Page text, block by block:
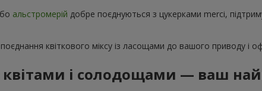
альстромерій добре поєднуються з цукерками merci,
квіткового міксу із ласощами до вашого приводу і
квітами і солодощами — ваш